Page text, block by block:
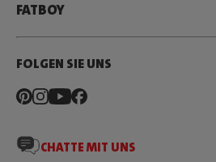
FATBOY
FOLGEN SIE UNS
CHATTE MIT UNS